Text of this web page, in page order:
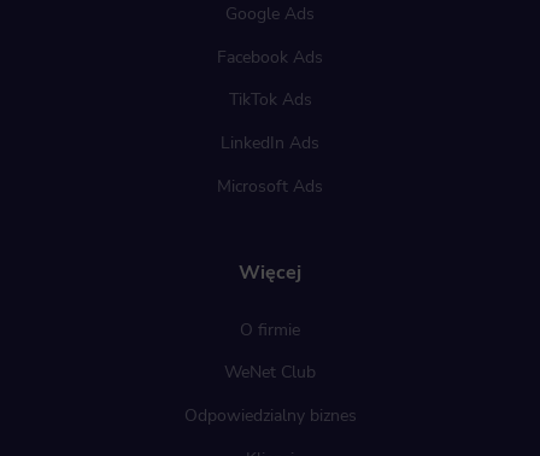
Więcej
O firmie
WeNet Club
Odpowiedzialny biznes
Google Ads
Facebook Ads
TikTok Ads
LinkedIn Ads
Microsoft Ads